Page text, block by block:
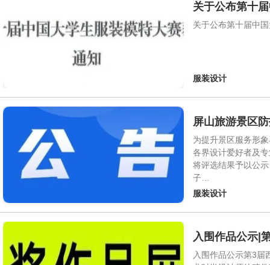
关于公布第十
关于公布第十届中
服装设计
屏山旅游景区
为提升景区服务形
各界设计爱好者及
将评选结果予以公
子…
服装设计
入围作品公示|
入围作品公示第3届